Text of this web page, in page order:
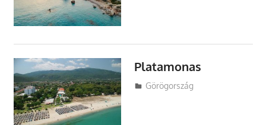
Platamonas
Utazasok.org
Görögország